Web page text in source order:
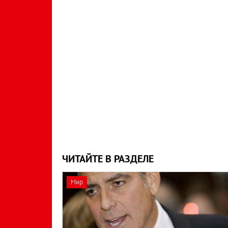
ЧИТАЙТЕ В РАЗДЕЛЕ
Мир